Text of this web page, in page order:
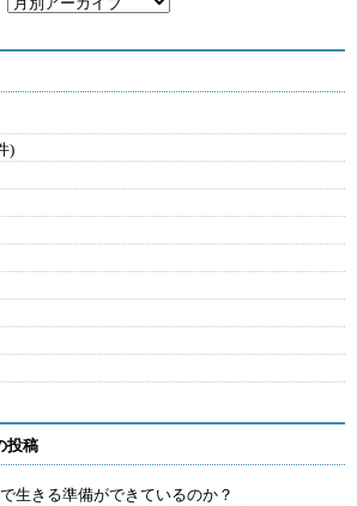
)
投稿
生きる準備ができているのか？